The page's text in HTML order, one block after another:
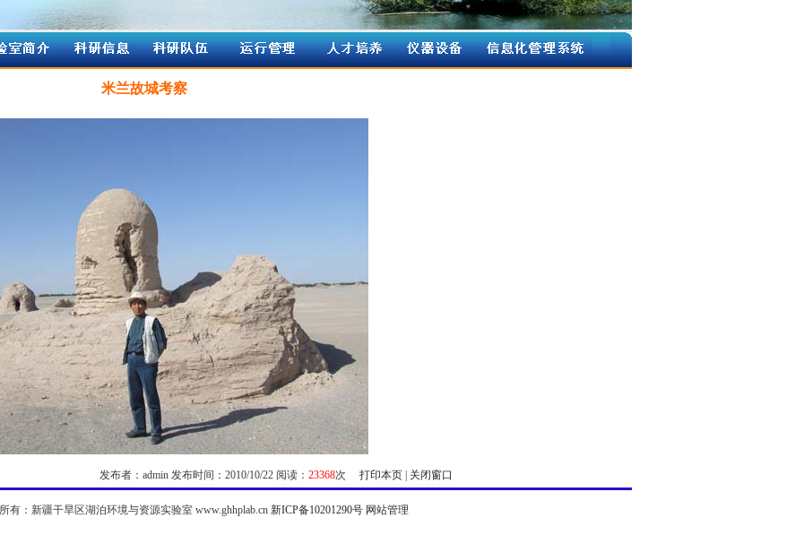
米兰故城考察
发布者：admin 发布时间：2010/10/22 阅读： 23368次 打印本页| 关闭窗口
有：新疆干旱区湖泊环境与资源实验室 www.ghhplab.cn 新ICP备10201290号 网站管理